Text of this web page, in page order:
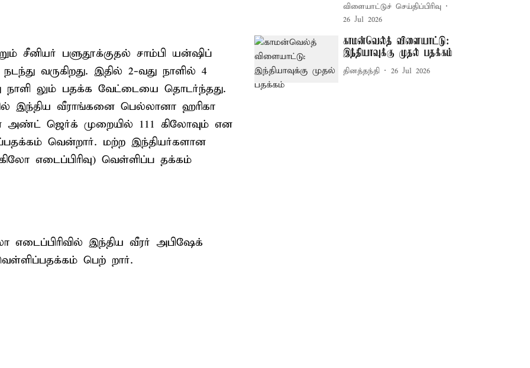
சீனியர் பளுதூக்குதல் சாம்பி யன்ஷிப்
வருகிறது. இதில் 2-வது நாளில் 4
நாளி லும் பதக்க வேட்டையை தொடர்ந்தது.
இந்திய வீராங்கனை பெல்லானா ஹரிகா
அண்ட் ஜெர்க் முறையில் 111 கிலோவும் என
வென்றார். மற்ற இந்தியர்களான
எடைப்பிரிவு) வெள்ளிப்ப தக்கம்
எடைப்பிரிவில் இந்திய வீரர் அபிஷேக்
பெற் றார்.
விளையாட்டுச் செய்திப்பிரிவு
26 Jul 2026
காமன்வெல்த் விளையாட்டு:
இந்தியாவுக்கு முதல் பதக்கம்
தினத்தந்தி 26 Jul 2026